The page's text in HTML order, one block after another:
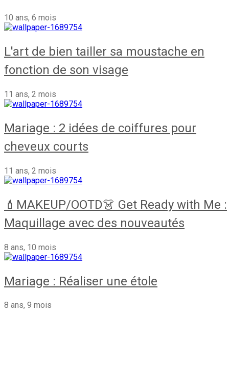
10 ans, 6 mois
L'art de bien tailler sa moustache en
fonction de son visage
11 ans, 2 mois
Mariage : 2 idées de coiffures pour
cheveux courts
11 ans, 2 mois
💄MAKEUP/OOTD👗 Get Ready with Me :
Maquillage avec des nouveautés
8 ans, 10 mois
Mariage : Réaliser une étole
8 ans, 9 mois